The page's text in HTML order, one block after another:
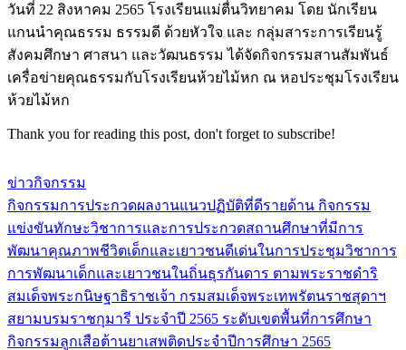
วันที่ 22 สิงหาคม 2565 โรงเรียนแม่ตื่นวิทยาคม โดย นักเรียน
แกนนำคุณธรรม ธรรมดี ด้วยหัวใจ และ กลุ่มสาระการเรียนรู้
สังคมศึกษา ศาสนา และวัฒนธรรม ได้จัดกิจกรรมสานสัมพันธ์
เครื่อข่ายคุณธรรมกับโรงเรียนห้วยไม้หก ณ หอประชุมโรงเรียน
ห้วยไม้หก
Thank you for reading this post, don't forget to subscribe!
ข่าวกิจกรรม
แนะแนว
เรื่อง
กิจกรรมการประกวดผลงานแนวปฏิบัติที่ดีรายด้าน กิจกรรม
แข่งขันทักษะวิชาการและการประกวดสถานศึกษาที่มีการ
พัฒนาคุณภาพชีวิตเด็กและเยาวชนดีเด่นในการประชุมวิชาการ
การพัฒนาเด็กและเยาวชนในถิ่นธุรกันดาร ตามพระราชดำริ
สมเด็จพระกนิษฐาธิราชเจ้า กรมสมเด็จพระเทพรัตนราชสุดาฯ
สยามบรมราชกุมารี ประจำปี 2565 ระดับเขตพื้นที่การศึกษา
กิจกรรมลูกเสือต้านยาเสพติดประจำปีการศึกษา 2565